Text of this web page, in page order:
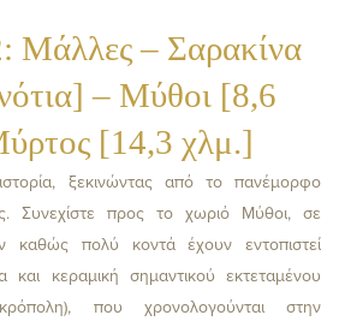
Μάλλες – Σαρακίνα
– Μύθοι [8,6
[14,3 χλμ.]
ξεκινώντας από το πανέμορφο
Συνεχίστε προς το χωριό Μύθοι, σε
πολύ κοντά έχουν εντοπιστεί
και κεραμική σημαντικού εκτεταμένου
που χρονολογούνται στην